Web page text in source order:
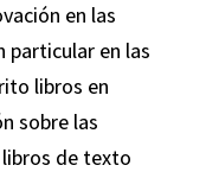
en las
particular en las
libros en
sobre las
de texto